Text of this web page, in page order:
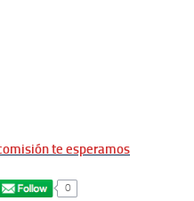
te esperamos
0